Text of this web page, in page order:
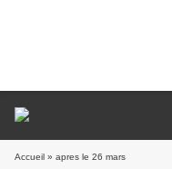
Accueil » apres le 26 mars